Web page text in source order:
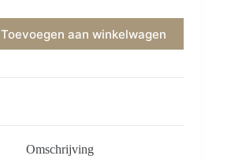
Toevoegen aan winkelwagen
Omschrijving